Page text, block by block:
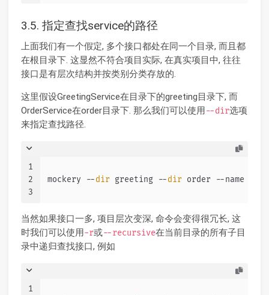
3.5. 指定查找service的路径
上面我们有一个假定, 多个接口都处在同一个目录, 而且都
在根目录下. 这显然不符合项目实际, 在真实项目中, 往往
接口是有层次结构并按类别分类存放的.
这里假设GreetingService在目录下的greeting目录下, 而
OrderService在order目录下. 那么我们可以使用 --dir选项
来指定查找路径.
1
2
3
mockery --dir greeting --dir order --name
当然如果接口一多, 项目层次变深, 命令会变得很冗长, 这
时我们可以使用-r或--recursive在当前目录的所有子目
录中递归查找接口, 例如
1